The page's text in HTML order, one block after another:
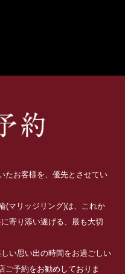
たお客様を、優先とさせてい
(マリッジリング)は、これか
寄り添い遂げる、最も大切
い思い出の時間をお過ごしい
ご予約をお勧めしておりま